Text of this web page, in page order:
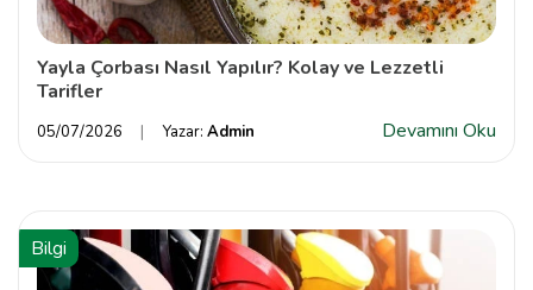
Yayla Çorbası Nasıl Yapılır? Kolay ve Lezzetli
Tarifler
05/07/2026 Yazar: Admin Devamını Oku
Bilgi